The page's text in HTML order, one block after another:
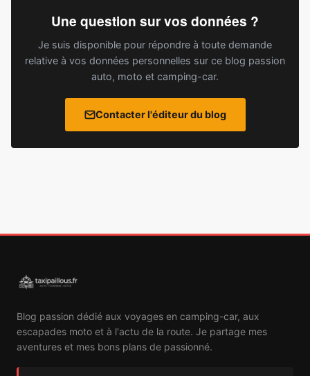
Une question sur vos données ?
Je suis disponible pour répondre à toute demande
relative à vos données personnelles sur ce blog passion
auto, moto et camping-car.
Contacter l'éditeur du blog
Blog passion dédié aux voyages en camping-car, aux
escapades moto et à l'actu de la route. Je partage mes
aventures et mes bons plans de passionné.